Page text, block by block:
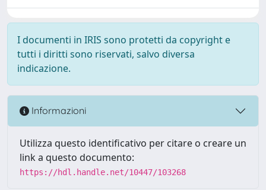
I documenti in IRIS sono protetti da copyright e
tutti i diritti sono riservati, salvo diversa
indicazione.
Informazioni
Utilizza questo identificativo per citare o creare un
link a questo documento:
https://hdl.handle.net/10447/103268